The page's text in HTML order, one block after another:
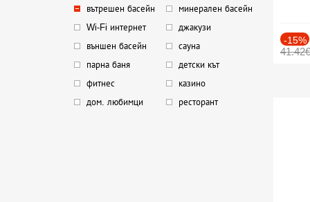
вътрешен басейн
минерален басейн
Wi-Fi интернет
джакузи
външен басейн
сауна
парна баня
детски кът
фитнес
казино
дом. любимци
ресторант
-15%
41.42€